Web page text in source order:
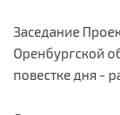
Заседание
Оренбургской
повестке дня -